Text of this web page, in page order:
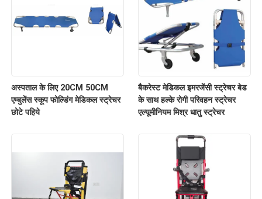
अस्पताल के लिए 20CM 50CM
एम्बुलेंस स्कूप फोल्डिंग मेडिकल स्ट्रेचर
छोटे पहिये
बैकरेस्ट मेडिकल इमरजेंसी स्ट्रेचर बेड
के साथ हल्के रोगी परिवहन स्ट्रेचर
एल्यूमीनियम मिश्र धातु स्ट्रेचर